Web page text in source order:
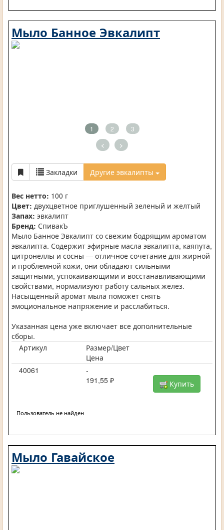
Мыло Банное Эвкалипт
1 2 3
< >
Закладки Другие эвкалипты
Вес нетто: 100 г
Цвет: двухцветное приглушенный зеленый и желтый
Запах: эвкалипт
Бренд: СпивакЪ
Мыло Банное Эвкалипт со свежим бодрящим ароматом
эвкалипта. Содержит эфирные масла эвкалипта, каяпута,
цитронеллы и сосны — отличное сочетание для жирной
и проблемной кожи, они обладают сильными
защитными, успокаивающими и восстанавливающими
свойствами, нормализуют работу сальных желез.
Насыщенный аромат мыла поможет снять
эмоциональное напряжение и расслабиться.
Указанная цена уже включает все дополнительные
сборы.
Артикул
Размер/Цвет
Цена
40061
-
191,55 ₽
Купить
Пользователь не найден
Мыло Гавайское